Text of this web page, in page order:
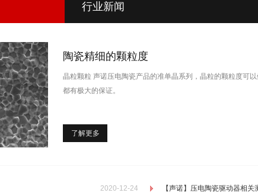
行业新闻
陶瓷精细的颗粒度
晶粒颗粒 声诺压电陶瓷产品的准单晶系列，晶粒的颗粒度可
都有极大的保证。
了解更多
2020-12-24 【声诺】压电陶瓷驱动器相关